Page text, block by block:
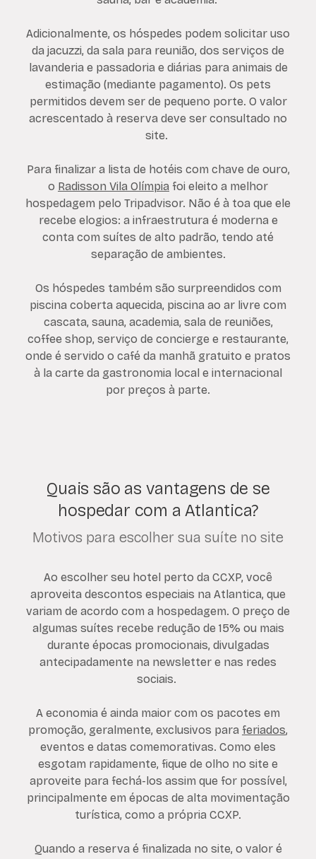
Adicionalmente, os hóspedes podem solicitar uso
da jacuzzi, da sala para reunião, dos serviços de
lavanderia e passadoria e diárias para animais de
estimação (mediante pagamento). Os pets
permitidos devem ser de pequeno porte. O valor
acrescentado à reserva deve ser consultado no
site.
Para finalizar a lista de hotéis com chave de ouro,
o Radisson Vila Olímpia foi eleito a melhor
hospedagem pelo Tripadvisor. Não é à toa que ele
recebe elogios: a infraestrutura é moderna e
conta com suítes de alto padrão, tendo até
separação de ambientes.
Os hóspedes também são surpreendidos com
piscina coberta aquecida, piscina ao ar livre com
cascata, sauna, academia, sala de reuniões,
coffee shop, serviço de concierge e restaurante,
onde é servido o café da manhã gratuito e pratos
à la carte da gastronomia local e internacional
por preços à parte.
Quais são as vantagens de se
hospedar com a Atlantica?
Motivos para escolher sua suíte no site
Ao escolher seu hotel perto da CCXP, você
aproveita descontos especiais na Atlantica, que
variam de acordo com a hospedagem. O preço de
algumas suítes recebe redução de 15% ou mais
durante épocas promocionais, divulgadas
antecipadamente na newsletter e nas redes
sociais.
A economia é ainda maior com os pacotes em
promoção, geralmente, exclusivos para feriados,
eventos e datas comemorativas. Como eles
esgotam rapidamente, fique de olho no site e
aproveite para fechá-los assim que for possível,
principalmente em épocas de alta movimentação
turística, como a própria CCXP.
Quando a reserva é finalizada no site, o valor é